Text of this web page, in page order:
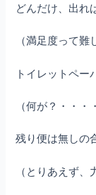
どんだけ、出れ
（満足度って難
トイレットペー
（何が？・・・
残り便は無し
（とりあえず、